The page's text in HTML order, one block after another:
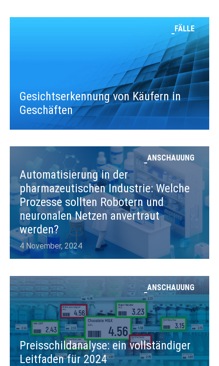
FÄLLE
Gesichtserkennung von Käufern in
Geschäften
ANSCHAUUNG
Automatisierung in der
pharmazeutischen Industrie: Welche
Prozesse sollten Robotern und
neuronalen Netzen anvertraut
werden?
4 November, 2024
ANSCHAUUNG
Preisschildanalyse: ein vollständiger
Leitfaden für 2024